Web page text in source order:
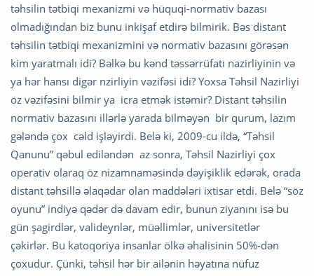
təhsilin tətbiqi mexanizmi və hüquqi-normativ bazası
olmadığından biz bunu inkişaf etdirə bilmirik. Bəs distant
təhsilin tətbiqi mexanizmini və normativ bazasını görəsən
kim yaratmalı idi? Bəlkə bu kənd təssərrüfatı nazirliyinin və
ya hər hansı digər nzirliyin vəzifəsi idi? Yoxsa Təhsil Nazirliyi
öz vəzifəsini bilmir ya icra etmək istəmir? Distant təhsilin
normativ bazasını illərlə yarada bilməyən bir qurum, lazım
gələndə çox cəld işləyirdi. Belə ki, 2009-cu ildə, “Təhsil
Qanunu” qəbul ediləndən az sonra, Təhsil Nazirliyi çox
operativ olaraq öz nizamnaməsində dəyişiklik edərək, orada
distant təhsillə əlaqədar olan maddələri ixtisar etdi. Belə “söz
oyunu” indiyə qədər də davam edir, bunun ziyanını isə bu
gün şagirdlər, valideynlər, müəllimlər, universitetlər
çəkirlər. Bu katoqoriya insanlar ölkə əhalisinin 50%-dən
çoxudur. Çünki, təhsil hər bir ailənin həyatına nüfuz